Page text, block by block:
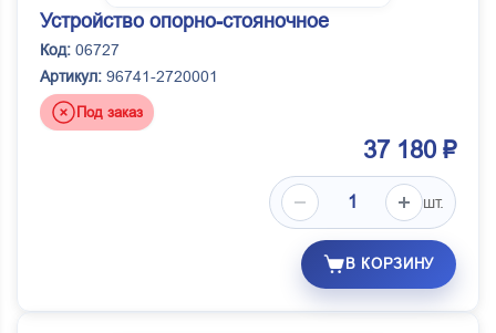
Устройство опорно-стояночное
Код: 06727
Артикул: 96741-2720001
Под заказ
37 180 ₽
шт.
В КОРЗИНУ